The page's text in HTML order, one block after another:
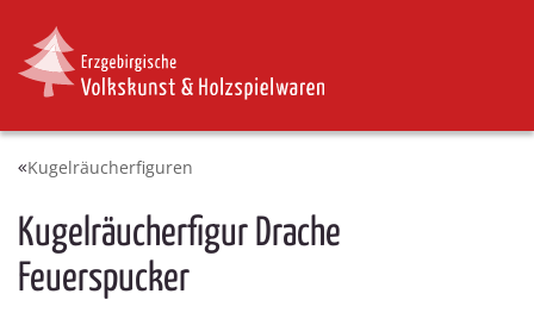
Kugelräucherfiguren
Kugelräucherfigur Drache
Feuerspucker